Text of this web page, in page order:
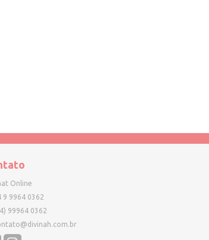
Online
9 9964 0362
99964 0362